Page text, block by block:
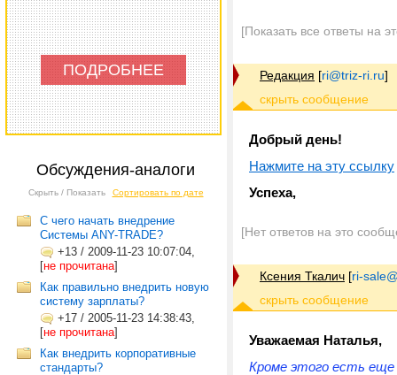
ПОДРОБНЕЕ
Обсуждения-аналоги
Скрыть / Показать Сортировать по дате
С чего начать внедрение
Системы ANY-TRADE?
+13 / 2009-11-23 10:07:04,
[не прочитана]
Как правильно внедрить новую
систему зарплаты?
+17 / 2005-11-23 14:38:43,
[не прочитана]
Как внедрить корпоративные
стандарты?
[Показать все ответы на
Редакция [ri@triz-ri.ru]
Добрый день!
Нажмите на эту ссылку
Успеха,
[Нет ответов на это
Ксения Ткалич [ri-
Уважаемая Наталья,
Кроме этого есть еще